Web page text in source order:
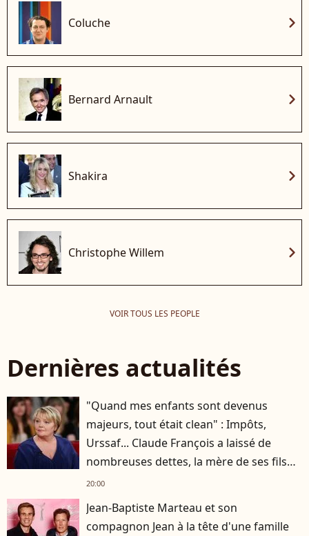
Coluche chevron_right
Bernard Arnault chevron_right
Shakira chevron_right
Christophe Willem chevron_right
VOIR TOUS LES PEOPLE
Dernières actualités
"Quand mes enfants sont devenus
majeurs, tout était clean" : Impôts,
Urssaf... Claude François a laissé de
nombreuses dettes, la mère de ses fils
s'est occupée de tout
20:00
Jean-Baptiste Marteau et son
compagnon Jean à la tête d'une famille